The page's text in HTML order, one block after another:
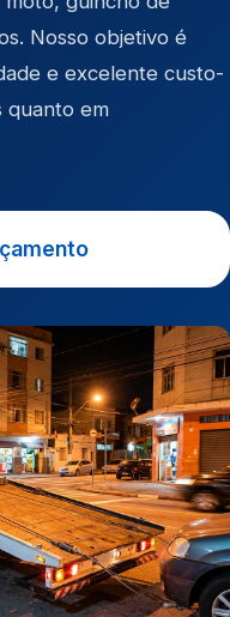
. Nosso objetivo é
e excelente custo-
quanto em